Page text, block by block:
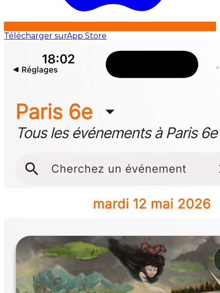
Télécharger surApp Store